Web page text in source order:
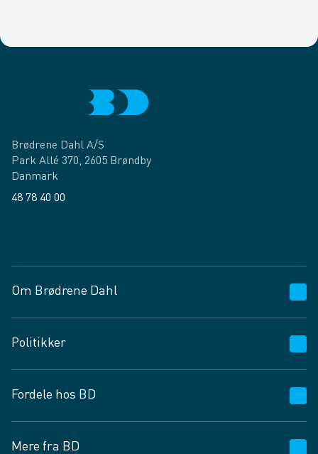
Brødrene Dahl A/S
Park Allé 370, 2605 Brøndby
Danmark
48 78 40 00
Om Brødrene Dahl
Vagttelefon 30 10 89 89
Spørgsmål og svar
Job og karriere
Fødevarekontrolrapport
Politikker
Privatlivspolitik
Cookies
Vilkår og betingelser
Fordele hos BD
Mere fra BD